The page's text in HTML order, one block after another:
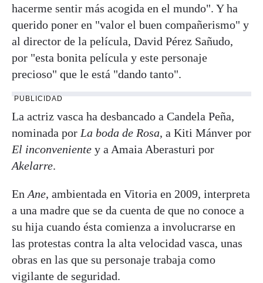
hacerme sentir más acogida en el mundo". Y ha
querido poner en "valor el buen compañerismo" y
al director de la película, David Pérez Sañudo,
por "esta bonita película y este personaje
precioso" que le está "dando tanto".
PUBLICIDAD
La actriz vasca ha desbancado a Candela Peña,
nominada por La boda de Rosa, a Kiti Mánver por
El inconveniente y a Amaia Aberasturi por
Akelarre.
En Ane, ambientada en Vitoria en 2009, interpreta
a una madre que se da cuenta de que no conoce a
su hija cuando ésta comienza a involucrarse en
las protestas contra la alta velocidad vasca, unas
obras en las que su personaje trabaja como
vigilante de seguridad.